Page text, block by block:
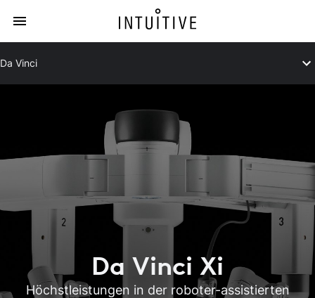
Da Vinci
Da Vinci Xi
Höchstleistungen in der roboter-assistierten